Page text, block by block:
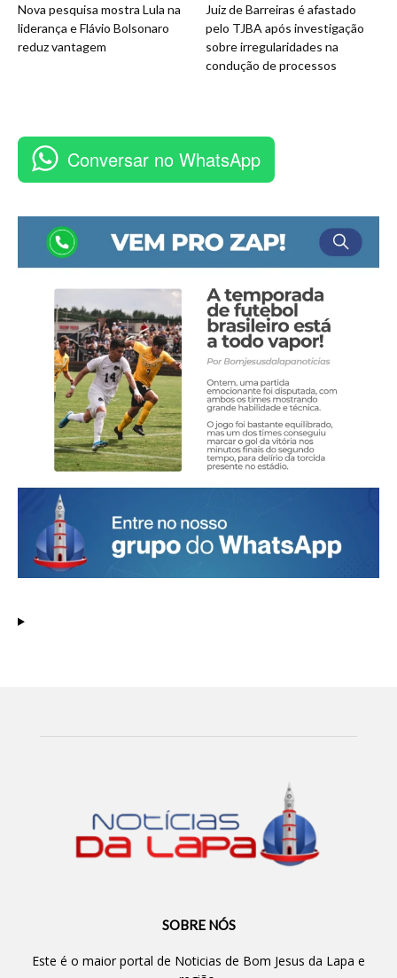
Nova pesquisa mostra Lula na
liderança e Flávio Bolsonaro
reduz vantagem
Juiz de Barreiras é afastado
pelo TJBA após investigação
sobre irregularidades na
condução de processos
Conversar no WhatsApp
SOBRE NÓS
Este é o maior portal de Noticias de Bom Jesus da Lapa e